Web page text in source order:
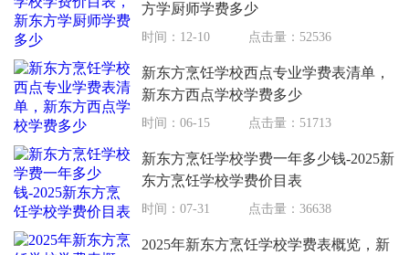
方学厨师学费多少
时间：12-10 点击量：52536
新东方烹饪学校西点专业学费表清单，
新东方西点学校学费多少
时间：06-15 点击量：51713
新东方烹饪学校学费一年多少钱-2025新
东方烹饪学校学费价目表
时间：07-31 点击量：36638
2025年新东方烹饪学校学费表概览，新